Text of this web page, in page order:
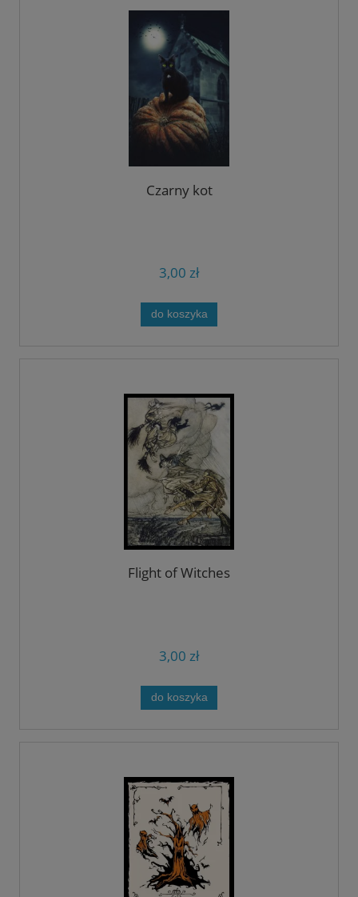
Czarny kot
3,00 zł
do koszyka
Flight of Witches
3,00 zł
do koszyka